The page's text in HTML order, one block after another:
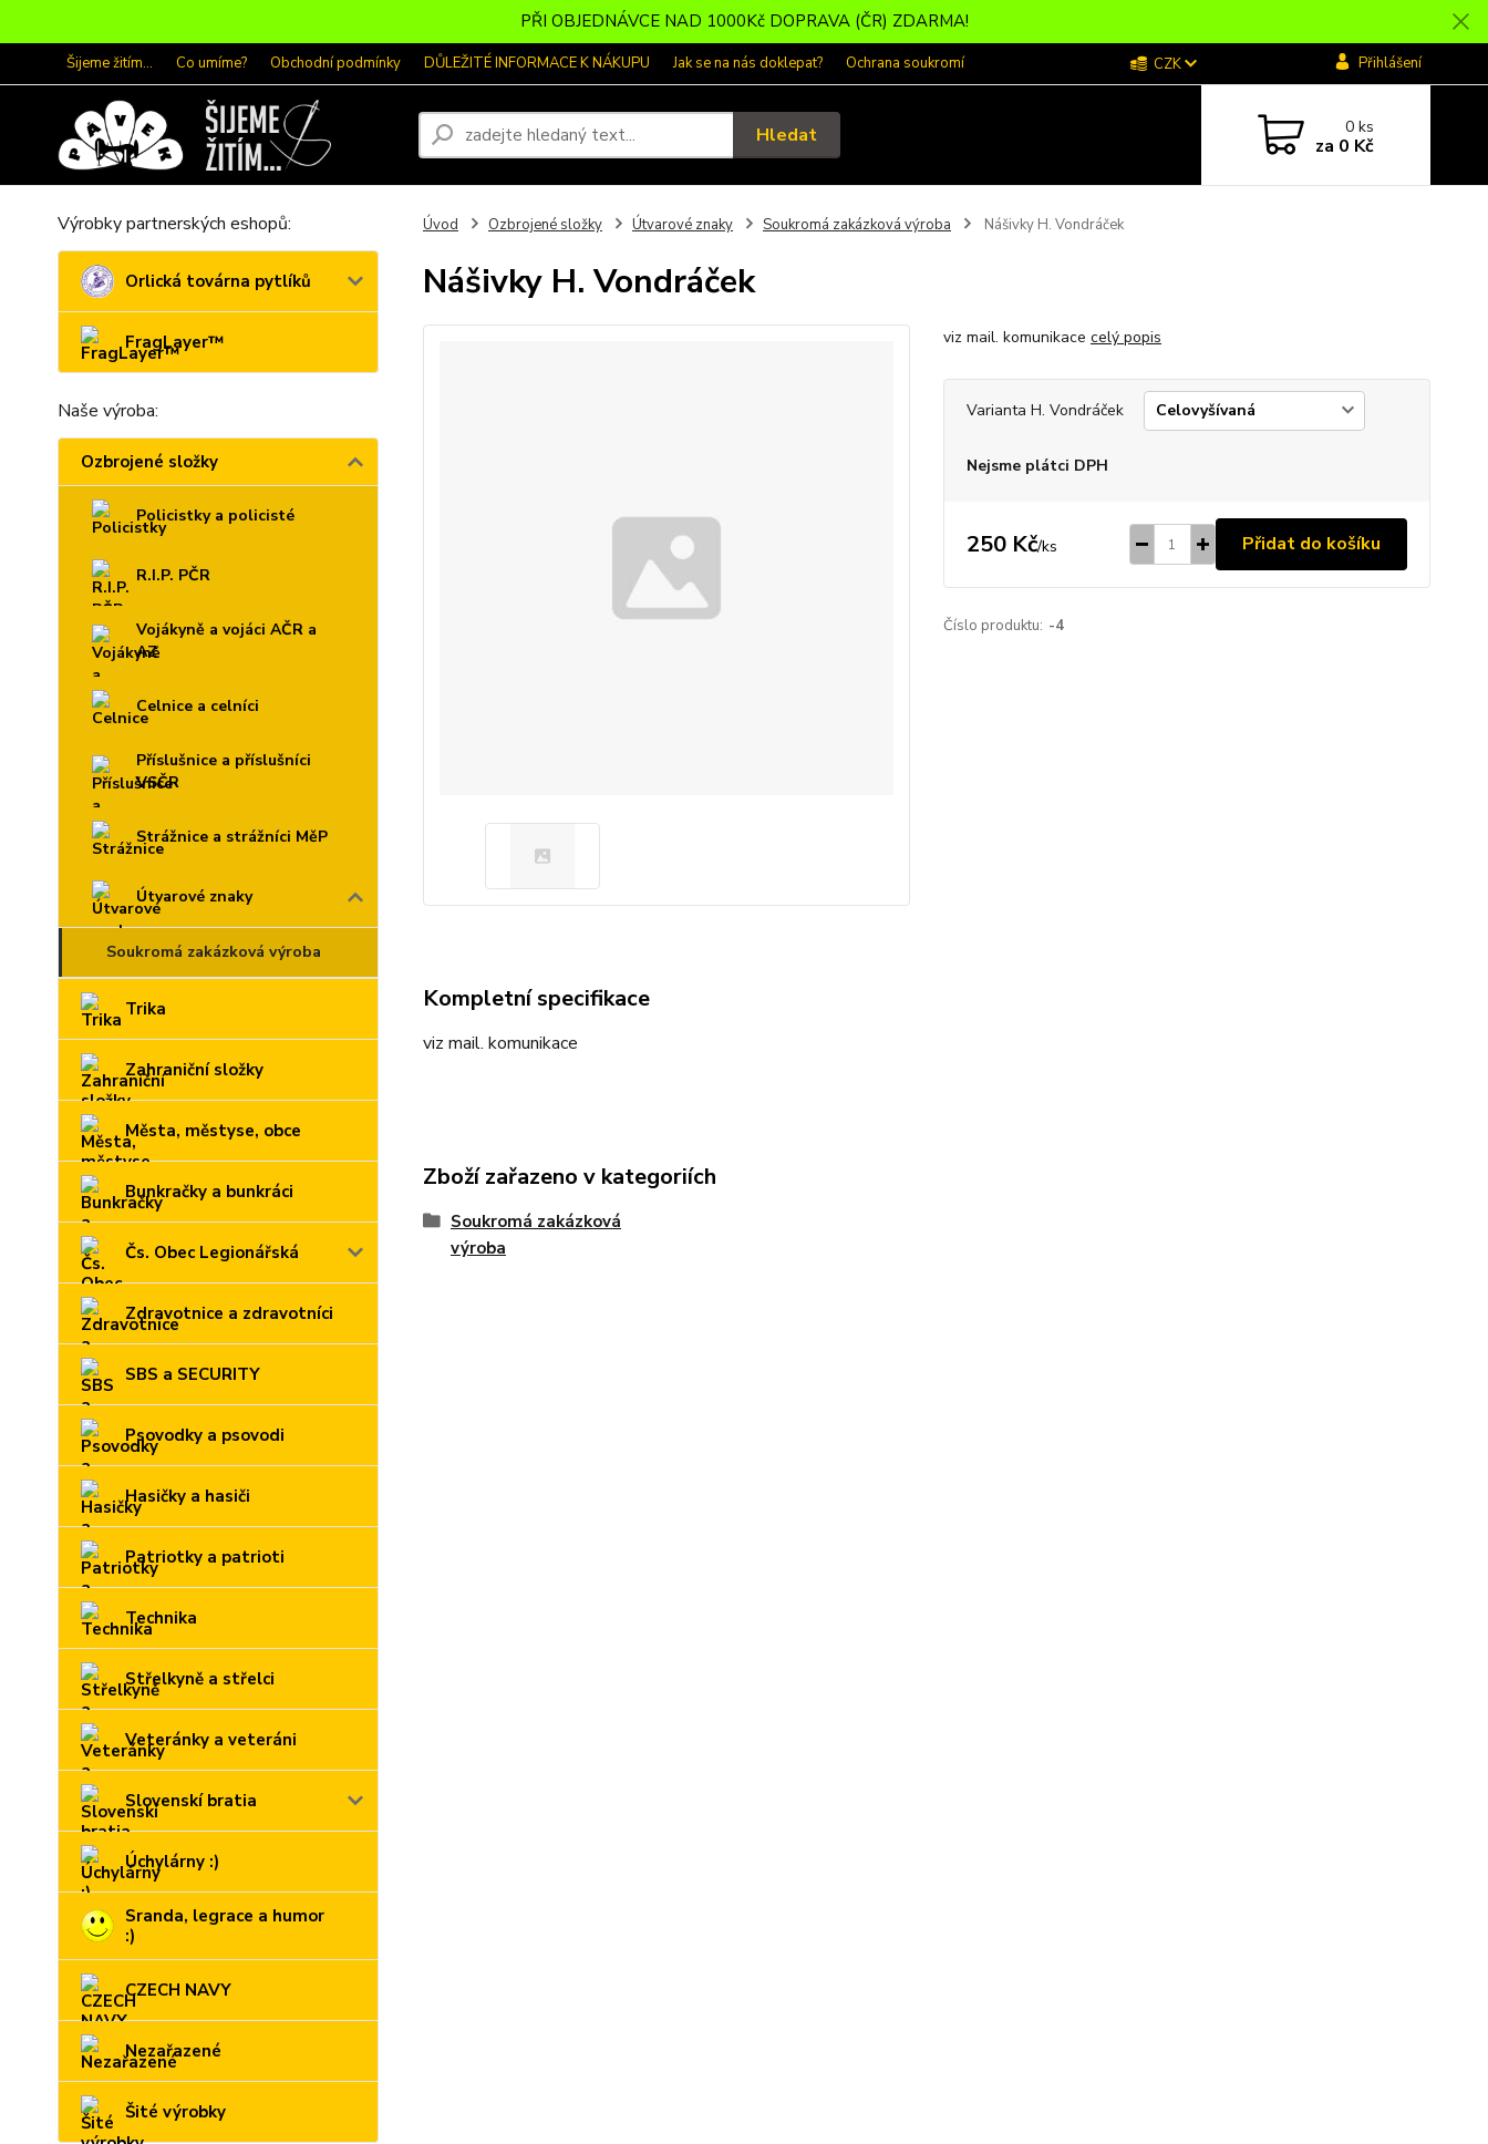
PŘI OBJEDNÁVCE NAD 1000Kč DOPRAVA (ČR) ZDARMA!
Šijeme žitím... Co umíme? Obchodní podmínky DŮLEŽITÉ INFORMACE K NÁKUPU Jak se na nás doklepat? Ochrana soukromí CZK Přihlášení
Hledat 0ks
za 0 Kč
Výrobky partnerských eshopů:
Orlická továrna pytlíků
FragLayer™
Naše výroba:
Ozbrojené složky
Policistky a policisté
R.I.P. PČR
Vojákyně a vojáci AČR a
AZ
Celnice a celníci
Příslušnice a příslušníci
VSČR
Strážnice a strážníci MěP
Útvarové znaky
Soukromá zakázková výroba
Trika
Zahraniční složky
Města, městyse, obce
Bunkračky a bunkráci
Čs. Obec Legionářská
Zdravotnice a zdravotníci
SBS a SECURITY
Psovodky a psovodi
Hasičky a hasiči
Patriotky a patrioti
Technika
Střelkyně a střelci
Veteránky a veteráni
Slovenskí bratia
Úchylárny :)
Sranda, legrace a humor
:)
CZECH NAVY
Nezařazené
Šité výrobky
Úvod Ozbrojené složky Útvarové znaky Soukromá zakázková výroba Nášivky H. Vondráček
Nášivky H. Vondráček
viz mail. komunikace celý popis
Varianta H. Vondráček
Nejsme plátci DPH
250 Kč/ks Přidat do košíku
Číslo produktu: -4
Kompletní specifikace
viz mail. komunikace
Zboží zařazeno v kategoriích
Soukromá zakázková
výroba